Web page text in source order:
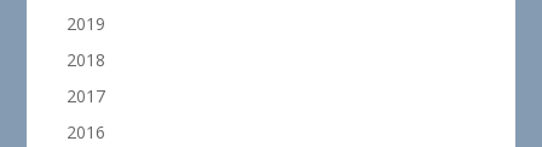
2019
2018
2017
2016